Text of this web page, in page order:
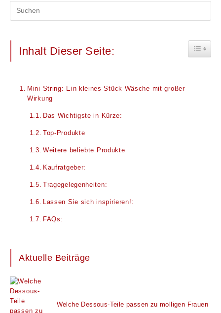
Inhalt Dieser Seite: Toggle
Mini String: Ein kleines Stück Wäsche mit großer
Wirkung
Das Wichtigste in Kürze:
Top-Produkte
Weitere beliebte Produkte
Kaufratgeber:
Tragegelegenheiten:
Lassen Sie sich inspirieren!:
FAQs:
Aktuelle Beiträge
Welche Dessous-Teile passen zu molligen Frauen